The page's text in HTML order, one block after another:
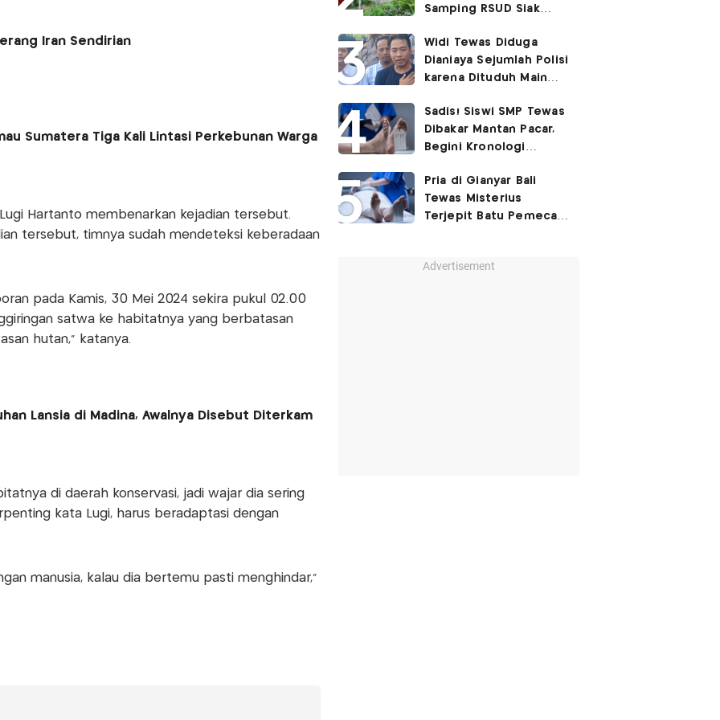
Iran Sendirian
Sumatera Tiga Kali Lintasi Perkebunan Warga
Hartanto membenarkan kejadian tersebut.
tersebut, timnya sudah mendeteksi keberadaan
pada Kamis, 30 Mei 2024 sekira pukul 02.00
satwa ke habitatnya yang berbatasan
hutan," katanya.
Lansia di Madina, Awalnya Disebut Diterkam
di daerah konservasi, jadi wajar dia sering
kata Lugi, harus beradaptasi dengan
manusia, kalau dia bertemu pasti menghindar,”
Samping RSUD Siak
Rocuronium
Widi Tewas Diduga
Dianiaya Sejumlah Polisi
karena Dituduh Main
Sadis! Siswi SMP Tewas
Dibakar Mantan Pacar,
Begini Kronologi
Pria di Gianyar Bali
Tewas Misterius
Terjepit Batu Pemecah
Advertisement